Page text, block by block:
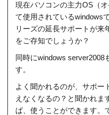
現在パソコンの主力OS（
て使用されているwindows
リーズの延長サポートが来
をご存知でしょうか？
同時にwindows server2008
す。
よく聞かれるのが、サポー
えなくなるの？と聞かれま
ば、使うことができます。